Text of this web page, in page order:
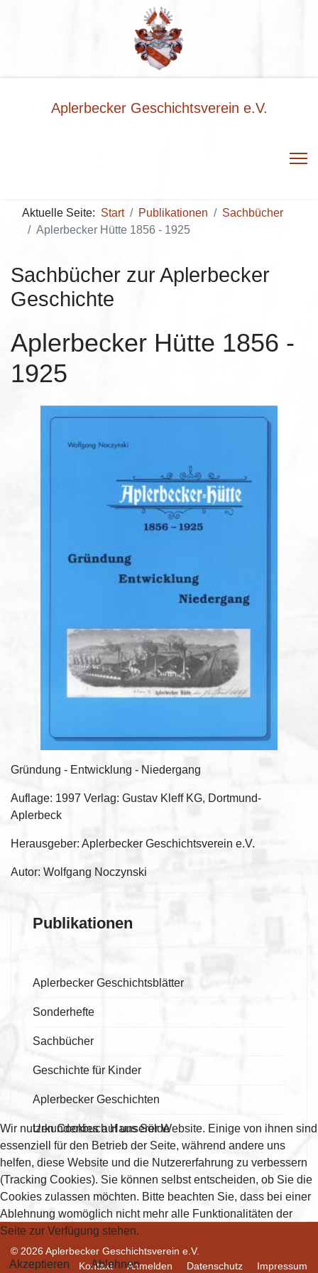
Aplerbecker Geschichtsverein e.V.
Aktuelle Seite: Start Publikationen
Sachbücher
Aplerbecker Hütte 1856 - 1925
Sachbücher zur Aplerbecker
Geschichte
Aplerbecker Hütte 1856 -
1925
Gründung - Entwicklung - Niedergang
Auflage: 1997 Verlag: Gustav Kleff KG, Dortmund-
Aplerbeck
Herausgeber: Aplerbecker Geschichtsverein e.V.
Autor: Wolfgang Noczynski
Publikationen
Aplerbecker Geschichtsblätter
Sonderhefte
Sachbücher
Geschichte für Kinder
Aplerbecker Geschichten
Urkundenbuch Haus Sölde
© 2026 Aplerbecker Geschichtsverein e.V.
Kontakt
Anmelden Datenschutz Impressum
Wir nutzen Cookies auf unserer Website. Einige von ihnen sind
essenziell für den Betrieb der Seite, während andere uns
helfen, diese Website und die Nutzererfahrung zu verbessern
(Tracking Cookies). Sie können selbst entscheiden, ob Sie die
Cookies zulassen möchten. Bitte beachten Sie, dass bei einer
Ablehnung womöglich nicht mehr alle Funktionalitäten der
Seite zur Verfügung stehen.
Akzeptieren Ablehnen